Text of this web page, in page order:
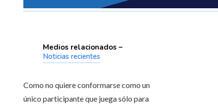
Medios relacionados –
Noticias recientes
Como no quiere conformarse como un
único participante que juega sólo para